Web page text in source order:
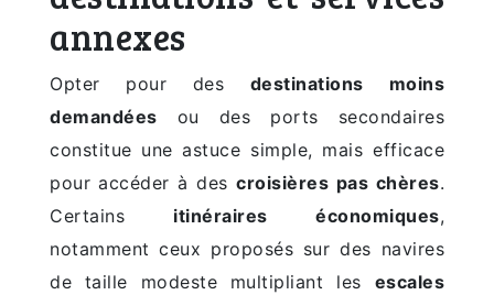
annexes
Opter pour des destinations moins
demandées ou des ports secondaires
constitue une astuce simple, mais efficace
pour accéder à descroisières pas chères.
Certains itinéraires économiques,
notamment ceux proposés sur des navires
de taille modeste multipliant les escales